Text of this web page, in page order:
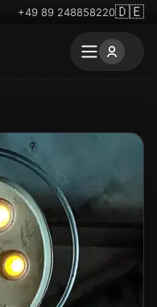
+49 89 248858220🇩🇪